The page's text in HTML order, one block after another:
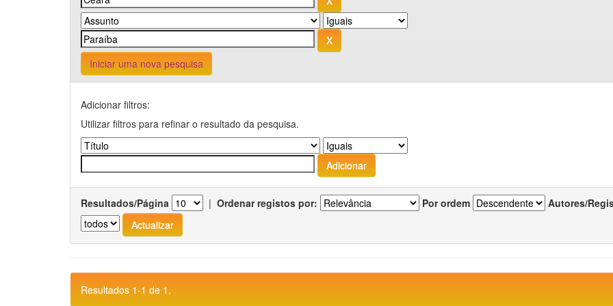
Iniciar uma nova pesquisa
Adicionar filtros:
Utilizar filtros para refinar o resultado da pesquisa.
Resultados/Página | Ordenar registos por: Por ordem Autores/
Resultados 1-1 de 1.